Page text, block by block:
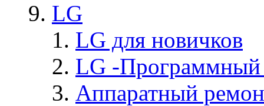
LG
LG для новичков
LG -Программный
Аппаратный